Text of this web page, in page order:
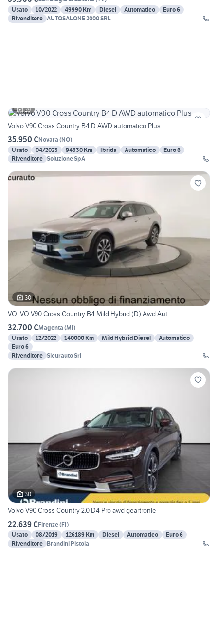
Usato
10/2022 49990 Km Diesel Automatico
Euro 6
Rivenditore AUTOSALONE 2000 SRL
29
Volvo V90 Cross Country B4 D AWD automatico Plus
35.950 €Novara (NO)
Usato
04/2023 94530 Km Ibrida Automatico
Euro 6
Rivenditore Soluzione SpA
30
VOLVO V90 Cross Country B4 Mild Hybrid (D) Awd Aut
32.700 €Magenta (MI)
Usato
12/2022 140000 Km Mild Hybrid Diesel
Automatico
Euro 6
Rivenditore Sicurauto Srl
30
Volvo V90 Cross Country 2.0 D4 Pro awd geartronic
22.639 €Firenze(FI)
Usato
08/2019 126189 Km Diesel Automatico
Euro 6
Rivenditore Brandini Pistoia